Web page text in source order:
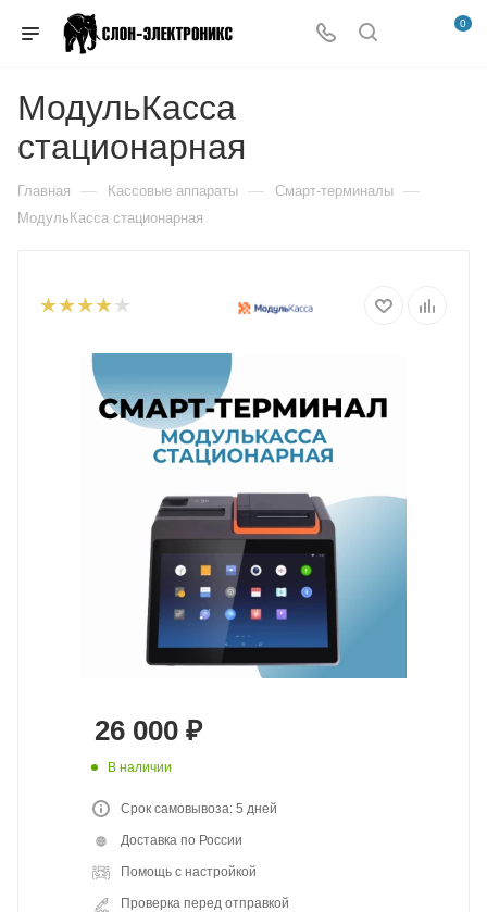
0
МодульКасса
стационарная
Главная — Кассовые аппараты — Смарт-терминалы —
МодульКасса стационарная
26 000 ₽
В наличии
Срок самовывоза: 5 дней
Доставка по России
Помощь с настройкой
Проверка перед отправкой